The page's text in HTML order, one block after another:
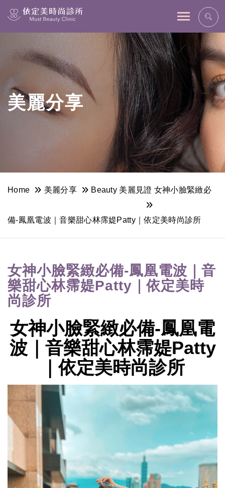
網站主選單
美麗分享
Home 美麗分享 Beauty 美麗見證 女神小臉緊緻必
備-鳳凰電波｜音樂甜心林霈媞Patty｜依定美時尚診所
女神小臉緊緻必備-鳳凰電波｜音
樂甜心林霈媞Patty｜依定美時
尚診所
女神小臉緊緻必備-鳳凰電
波｜音樂甜心林霈媞Patty
｜依定美時尚診所